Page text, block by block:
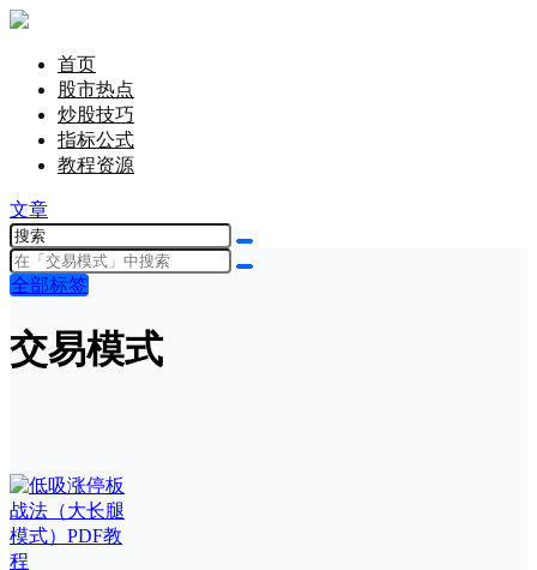
首页
股市热点
炒股技巧
指标公式
教程资源
文章
全部标签
交易模式